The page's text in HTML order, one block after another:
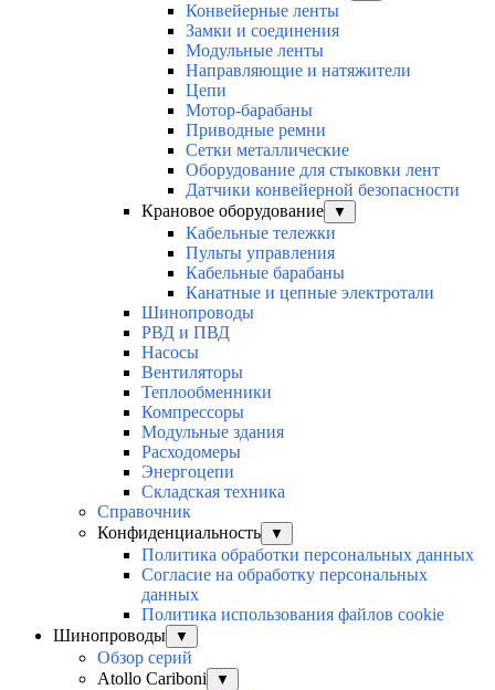
Конвейерные ленты
Замки и соединения
Модульные ленты
Направляющие и натяжители
Цепи
Мотор-барабаны
Приводные ремни
Сетки металлические
Оборудование для стыковки лент
Датчики конвейерной безопасности
Крановое оборудование
▼
Кабельные тележки
Пульты управления
Кабельные барабаны
Канатные и цепные электротали
Шинопроводы
РВД и ПВД
Насосы
Вентиляторы
Теплообменники
Компрессоры
Модульные здания
Расходомеры
Энергоцепи
Складская техника
Справочник
Конфиденциальность
▼
Политика обработки персональных данных
Согласие на обработку персональных
данных
Политика использования файлов cookie
Шинопроводы
▼
Обзор серий
Atollo Cariboni
▼